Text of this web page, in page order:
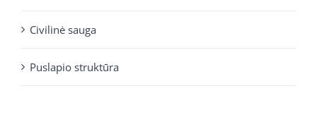
Civilinė sauga
Puslapio struktūra